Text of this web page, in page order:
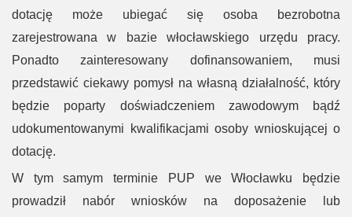
dotację może ubiegać się osoba bezrobotna
zarejestrowana w bazie włocławskiego urzędu pracy.
Ponadto zainteresowany dofinansowaniem, musi
przedstawić ciekawy pomysł na własną działalność, który
będzie poparty doświadczeniem zawodowym bądź
udokumentowanymi kwalifikacjami osoby wnioskującej o
dotację.
W tym samym terminie PUP we Włocławku będzie
prowadził nabór wniosków na doposażenie lub